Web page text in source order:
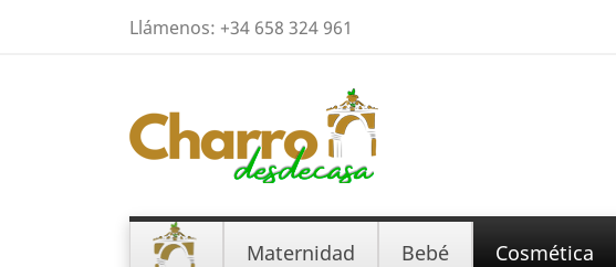
Llámenos: +34 658 324 961
Maternidad Bebé Cosmética